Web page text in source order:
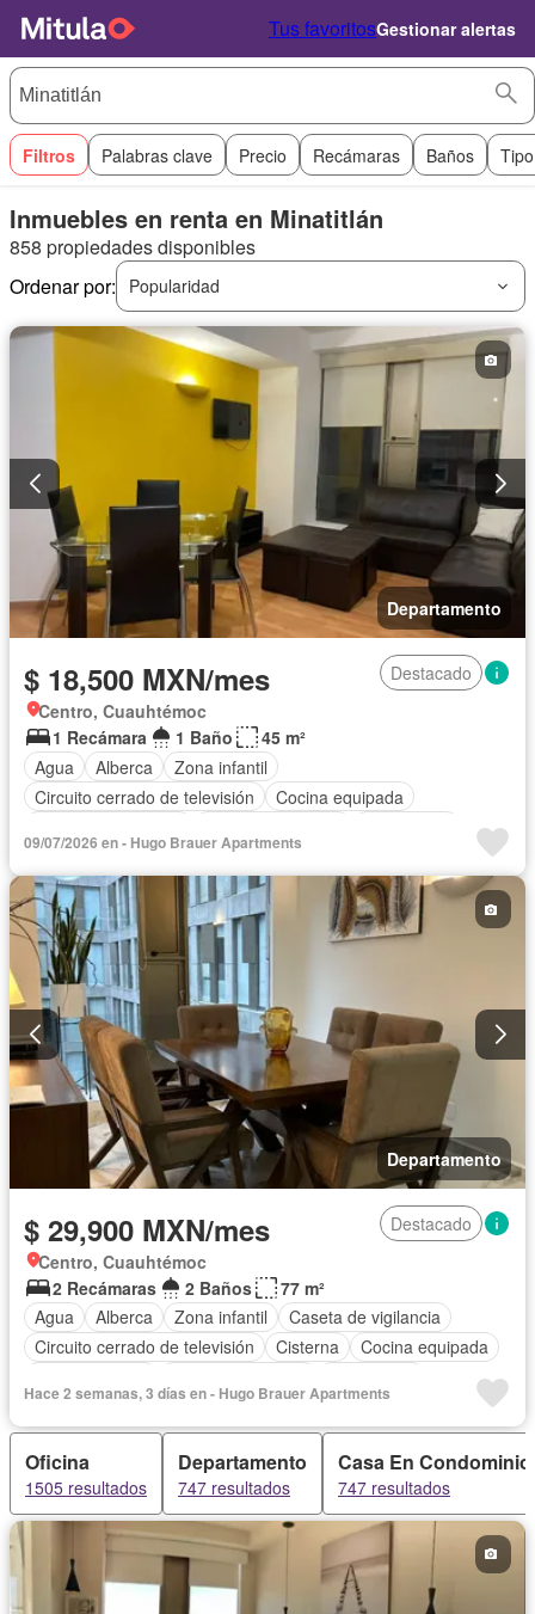
Tus favoritosGestionar alertas
Filtros Palabras clave Precio Recámaras Baños
Inmuebles en renta en Minatitlán
858 propiedades disponibles
Ordenar por:
Popularidad
Departamento
$ 18,500 MXN/mes
Destacado
Centro, Cuauhtémoc
1 Recámara
1 Baño
45 m²
Agua
Alberca
Zona infantil
Circuito cerrado de televisión
Cocina equipada
Elevador
Estacionamiento Gimnasio
Jardín
Recámara con closet
Seguridad
Parcialmente amueblado
09/07/2026 en - Hugo Brauer Apartments
Departamento
$ 29,900 MXN/mes
Destacado
Centro, Cuauhtémoc
2 Recámaras
2 Baños
77 m²
Agua
Alberca Zona infantil
Caseta de vigilancia
Circuito cerrado de televisión
Cisterna
Cocina equipada
Elevador
Estacionamiento Gimnasio
Jardín
Recámara con closet
Sala polivalente
Seguridad
Completamente amueblado
Hace 2 semanas, 3 días en - Hugo Brauer Apartments
Oficina
1505 resultados
Departamento
747 resultados
Casa En Condominio
747 resultados